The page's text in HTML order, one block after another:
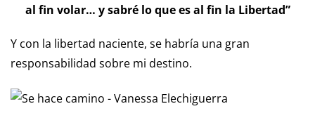
al fin volar… y sabré lo que es al fin la Libertad”
Y con la libertad naciente, se habría una gran
responsabilidad sobre mi destino.